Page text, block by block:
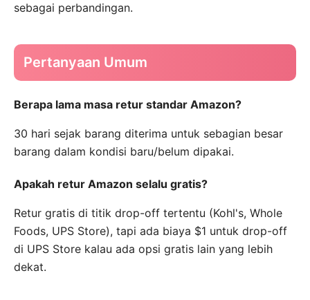
sebagai perbandingan.
Pertanyaan Umum
Berapa lama masa retur standar Amazon?
30 hari sejak barang diterima untuk sebagian besar
barang dalam kondisi baru/belum dipakai.
Apakah retur Amazon selalu gratis?
Retur gratis di titik drop-off tertentu (Kohl's, Whole
Foods, UPS Store), tapi ada biaya $1 untuk drop-off
di UPS Store kalau ada opsi gratis lain yang lebih
dekat.